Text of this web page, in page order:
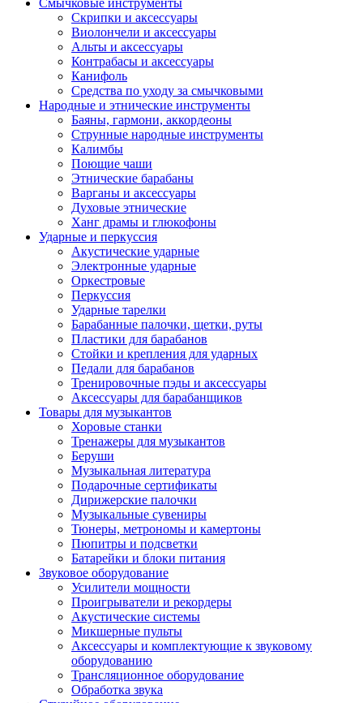
Смычковые инструменты
Скрипки и аксессуары
Виолончели и аксессуары
Альты и аксессуары
Контрабасы и аксессуары
Канифоль
Средства по уходу за смычковыми
Народные и этнические инструменты
Баяны, гармони, аккордеоны
Струнные народные инструменты
Калимбы
Поющие чаши
Этнические барабаны
Варганы и аксессуары
Духовые этнические
Ханг драмы и глюкофоны
Ударные и перкуссия
Акустические ударные
Электронные ударные
Оркестровые
Перкуссия
Ударные тарелки
Барабанные палочки, щетки, руты
Пластики для барабанов
Стойки и крепления для ударных
Педали для барабанов
Тренировочные пэды и аксессуары
Аксессуары для барабанщиков
Товары для музыкантов
Хоровые станки
Тренажеры для музыкантов
Беруши
Музыкальная литература
Подарочные сертификаты
Дирижерские палочки
Музыкальные сувениры
Тюнеры, метрономы и камертоны
Пюпитры и подсветки
Батарейки и блоки питания
Звуковое оборудование
Усилители мощности
Проигрыватели и рекордеры
Акустические системы
Микшерные пульты
Аксессуары и комплектующие к звуковому
оборудованию
Трансляционное оборудование
Обработка звука